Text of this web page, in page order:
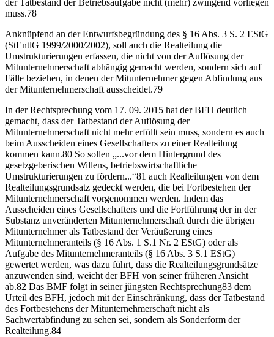
der Tatbestand der Betriebsaufgabe nicht (mehr) zwingend vorliegen
muss.78
Anknüpfend an der Entwurfsbegründung des § 16 Abs. 3 S. 2 EStG
(StEntlG 1999/2000/2002), soll auch die Realteilung die
Umstrukturierungen erfassen, die nicht von der Auflösung der
Mitunternehmerschaft abhängig gemacht werden, sondern sich auf
Fälle beziehen, in denen der Mitunternehmer gegen Abfindung aus
der Mitunternehmerschaft ausscheidet.79
In der Rechtsprechung vom 17. 09. 2015 hat der BFH deutlich
gemacht, dass der Tatbestand der Auflösung der
Mitunternehmerschaft nicht mehr erfüllt sein muss, sondern es auch
beim Ausscheiden eines Gesellschafters zu einer Realteilung
kommen kann.80 So sollen „...vor dem Hintergrund des
gesetzgeberischen Willens, betriebswirtschaftliche
Umstrukturierungen zu fördern...“81 auch Realteilungen von dem
Realteilungsgrundsatz gedeckt werden, die bei Fortbestehen der
Mitunternehmerschaft vorgenommen werden. Indem das
Ausscheiden eines Gesellschafters und die Fortführung der in der
Substanz unveränderten Mitunternehmerschaft durch die übrigen
Mitunternehmer als Tatbestand der Veräußerung eines
Mitunternehmeranteils (§ 16 Abs. 1 S.1 Nr. 2 EStG) oder als
Aufgabe des Mitunternehmeranteils (§ 16 Abs. 3 S.1 EStG)
gewertet werden, was dazu führt, dass die Realteilungsgrundsätze
anzuwenden sind, weicht der BFH von seiner früheren Ansicht
ab.82 Das BMF folgt in seiner jüngsten Rechtsprechung83 dem
Urteil des BFH, jedoch mit der Einschränkung, dass der Tatbestand
des Fortbestehens der Mitunternehmerschaft nicht als
Sachwertabfindung zu sehen sei, sondern als Sonderform der
Realteilung.84